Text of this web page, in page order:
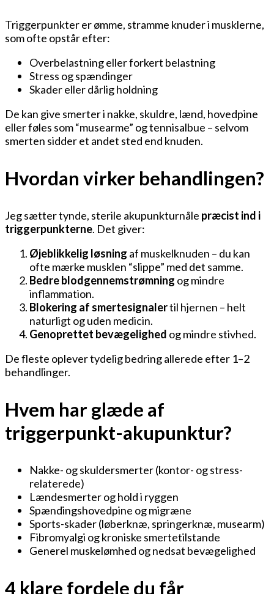
Triggerpunkter er ømme, stramme knuder i musklerne,
som ofte opstår efter:
Overbelastning eller forkert belastning
Stress og spændinger
Skader eller dårlig holdning
De kan give smerter i nakke, skuldre, lænd, hovedpine
eller føles som “musearme” og tennisalbue – selvom
smerten sidder et andet sted end knuden.
Hvordan virker behandlingen?
Jeg sætter tynde, sterile akupunkturnåle præcist ind i
triggerpunkterne. Det giver:
Øjeblikkelig løsning af muskelknuden – du kan
ofte mærke musklen “slippe” med det samme.
Bedre blodgennemstrømning og mindre
inflammation.
Blokering af smertesignalertil hjernen – helt
naturligt og uden medicin.
Genoprettet bevægelighed og mindre stivhed.
De fleste oplever tydelig bedring allerede efter 1–2
behandlinger.
Hvem har glæde af
triggerpunkt-akupunktur?
Nakke- og skuldersmerter (kontor- og stress-
relaterede)
Lændesmerter og hold i ryggen
Spændingshovedpine og migræne
Sports-skader (løberknæ, springerknæ, musearm)
Fibromyalgi og kroniske smertetilstande
Generel muskelømhed og nedsat bevægelighed
4 klare fordele du får